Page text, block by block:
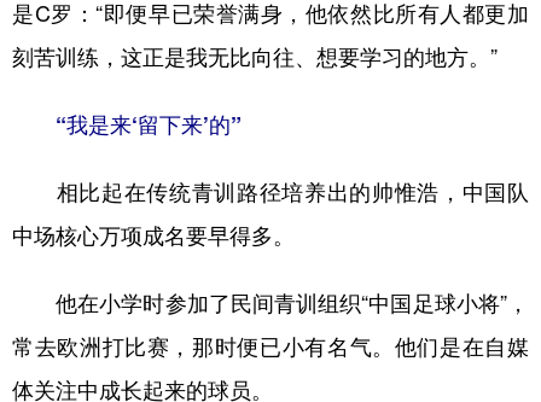
是C罗：“即便早已荣誉满身，他依然比所有人都更加
刻苦训练，这正是我无比向往、想要学习的地方。”
“我是来‘留下来’的”
相比起在传统青训路径培养出的帅惟浩，中国队
中场核心万项成名要早得多。
他在小学时参加了民间青训组织“中国足球小将”，
常去欧洲打比赛，那时便已小有名气。他们是在自媒
体关注中成长起来的球员。